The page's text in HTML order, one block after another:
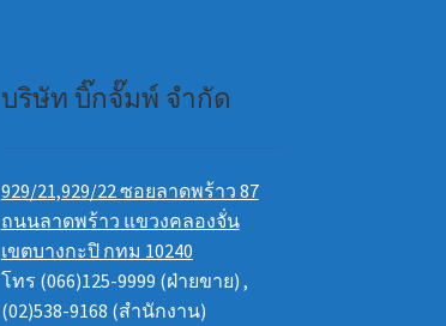
บริษัท บิ๊กจั๊มพ์ จำกัด
929/21,929/22 ซอยลาดพร้าว 87
ถนนลาดพร้าว แขวงคลองจั่น
เขตบางกะปิ กทม 10240
โทร (066)125-9999 (ฝ่ายขาย) ,
(02)538-9168 (สำนักงาน)